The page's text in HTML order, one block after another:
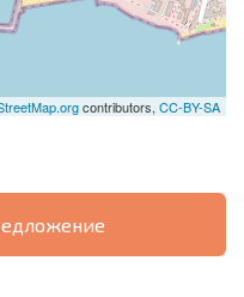
contributors, CC-BY-SA